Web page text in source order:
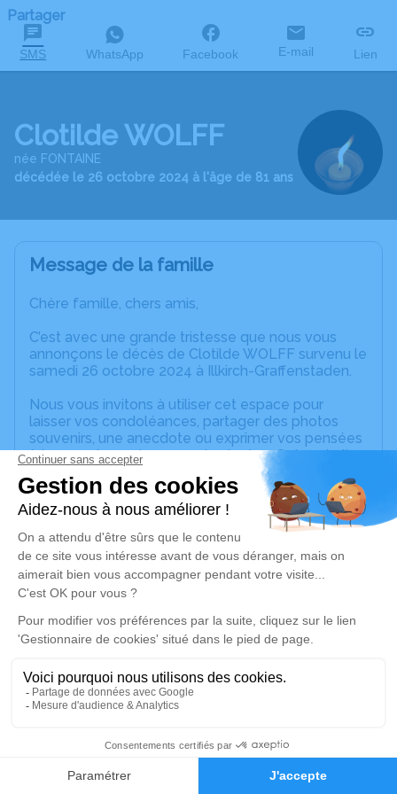
Faire-part Hommages
Partager
SMS WhatsApp Facebook E-mail Lien
Clotilde WOLFF
née FONTAINE
décédée le 26 octobre 2024 à l'âge de 81 ans
Message de la famille
Chère famille, chers amis,
C’est avec une grande tristesse que nous vous
annonçons le décès de Clotilde WOLFF survenu le
samedi 26 octobre 2024 à Illkirch-Graffenstaden.
Nous vous invitons à utiliser cet espace pour
laisser vos condoléances, partager des photos
souvenirs, une anecdote ou exprimer vos pensées
à travers des poèmes ou des textes. Cet endroit
est un lieu d'expression dédié à honorer la
mémoire de Clotilde WOLFF.
Un service de plantation d’arbre hommage est
disponible ici.
Cérémonie religieuse
Église Saint Symphorien d'Illkirch-
Graffenstaden
67400 Illkirch-Graffenstaden